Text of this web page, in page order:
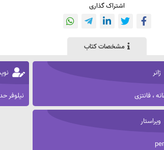
اشتراک گذاری
مشخصات کتاب
ژانر
، فانتزی نیلوفر
ویراستار